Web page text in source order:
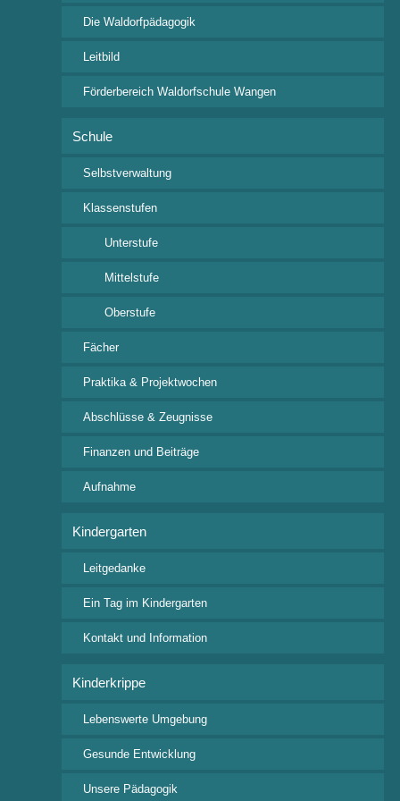
Die Waldorfpädagogik
Leitbild
Förderbereich Waldorfschule Wangen
Schule
Selbstverwaltung
Klassenstufen
Unterstufe
Mittelstufe
Oberstufe
Fächer
Praktika & Projektwochen
Abschlüsse & Zeugnisse
Finanzen und Beiträge
Aufnahme
Kindergarten
Leitgedanke
Ein Tag im Kindergarten
Kontakt und Information
Kinderkrippe
Lebenswerte Umgebung
Gesunde Entwicklung
Unsere Pädagogik
Schul-Leben
Ferienkalender 2026/2027
Veranstaltungsübersicht
Freie Waldorfschule Wangen e.V.
88239 Wangen im Allgäu
Tel: +49 7522 9318 0
posteingang@waldorfschule-wangen.de
Wichtige Downloads
Aufnahmeanfrage
Beitragsordnung
Ferienkalender 2026/2027
Interessante Links
Freunde der Erziehungskunst Rudolf Steiners